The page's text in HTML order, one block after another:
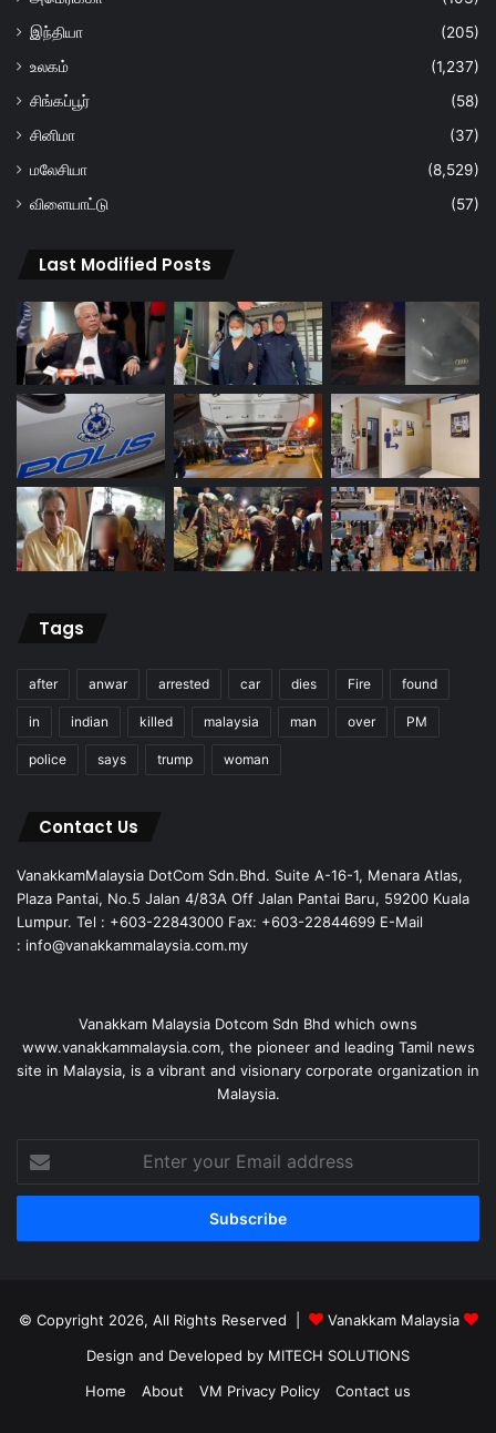
இந்தியா
(205)
உலகம்
(1,237)
சிங்கப்பூர்
(58)
சினிமா
(37)
மலேசியா
(8,529)
விளையாட்டு
(57)
Last Modified Posts
Tags
after anwar arrested car dies Fire found
in indian killed malaysia man over PM
police says trump woman
Contact Us
VanakkamMalaysia DotCom Sdn.Bhd. Suite A-16-1, Menara Atlas,
Plaza Pantai, No.5 Jalan 4/83A Off Jalan Pantai Baru, 59200 Kuala
Lumpur. Tel : +603-22843000 Fax: +603-22844699 E-Mail
: info@vanakkammalaysia.com.my
Vanakkam Malaysia Dotcom Sdn Bhd which owns
www.vanakkammalaysia.com, the pioneer and leading Tamil news
site in Malaysia, is a vibrant and visionary corporate organization in
Malaysia.
your
Email
© Copyright 2026, All Rights Reserved |
Vanakkam Malaysia
Design and Developed by MITECH SOLUTIONS
Home
About VM Privacy Policy Contact us